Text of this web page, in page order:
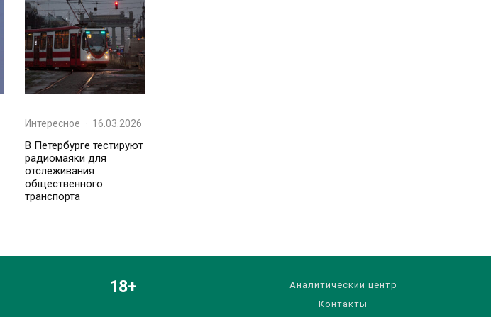
Интересное · 16.03.2026
В Петербурге тестируют
радиомаяки для
отслеживания
общественного
транспорта
18+
Аналитический центр
Контакты